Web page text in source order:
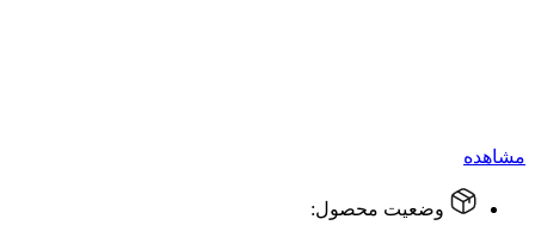
مشاهده
وضعیت محصول: